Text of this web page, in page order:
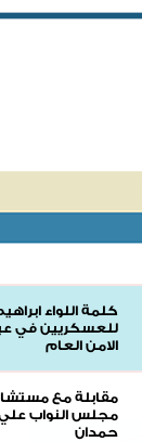
كلمة اللواء
للعسكريين في
الامن العام
مقابلة مع
مجلس النواب
حمدان